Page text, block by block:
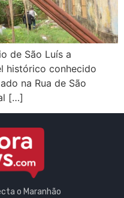
de São Luís a
histórico conhecido
na Rua de São
[…]
o Maranhão